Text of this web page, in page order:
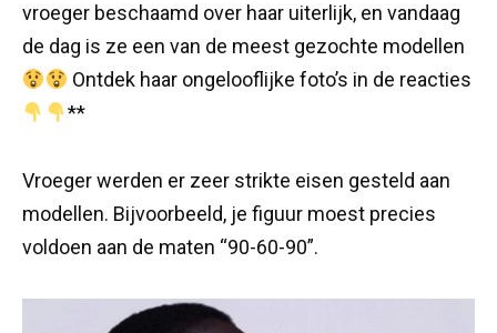
vroeger beschaamd over haar uiterlijk, en vandaag
de dag is ze een van de meest gezochte modellen
Ontdek haar ongelooflijke foto’s in de reacties
**
Vroeger werden er zeer strikte eisen gesteld aan
modellen. Bijvoorbeeld, je figuur moest precies
voldoen aan de maten “90-60-90”.